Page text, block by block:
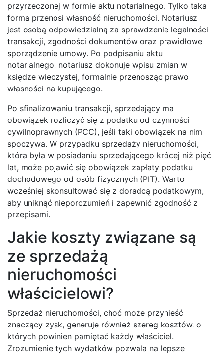
przyrzeczonej w formie aktu notarialnego. Tylko taka
forma przenosi własność nieruchomości. Notariusz
jest osobą odpowiedzialną za sprawdzenie legalności
transakcji, zgodności dokumentów oraz prawidłowe
sporządzenie umowy. Po podpisaniu aktu
notarialnego, notariusz dokonuje wpisu zmian w
księdze wieczystej, formalnie przenosząc prawo
własności na kupującego.
Po sfinalizowaniu transakcji, sprzedający ma
obowiązek rozliczyć się z podatku od czynności
cywilnoprawnych (PCC), jeśli taki obowiązek na nim
spoczywa. W przypadku sprzedaży nieruchomości,
która była w posiadaniu sprzedającego krócej niż pięć
lat, może pojawić się obowiązek zapłaty podatku
dochodowego od osób fizycznych (PIT). Warto
wcześniej skonsultować się z doradcą podatkowym,
aby uniknąć nieporozumień i zapewnić zgodność z
przepisami.
Jakie koszty związane są
ze sprzedażą
nieruchomości
właścicielowi?
Sprzedaż nieruchomości, choć może przynieść
znaczący zysk, generuje również szereg kosztów, o
których powinien pamiętać każdy właściciel.
Zrozumienie tych wydatków pozwala na lepsze